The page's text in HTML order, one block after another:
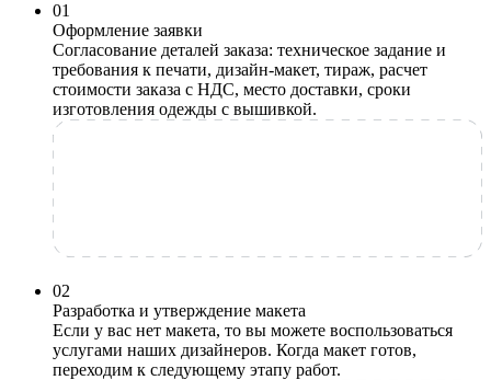
01
Оформление заявки
Согласование деталей заказа: техническое задание и
требования к печати, дизайн-макет, тираж, расчет
стоимости заказа с НДС, место доставки, сроки
изготовления одежды с вышивкой.
02
Разработка и утверждение макета
Если у вас нет макета, то вы можете воспользоваться
услугами наших дизайнеров. Когда макет готов,
переходим к следующему этапу работ.